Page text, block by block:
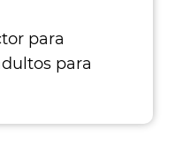
para
para